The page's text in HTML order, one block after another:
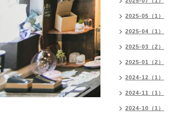
2025-05（1）
2025-04（1）
2025-03（2）
2025-01（2）
2024-12（1）
2024-11（1）
2024-10（1）